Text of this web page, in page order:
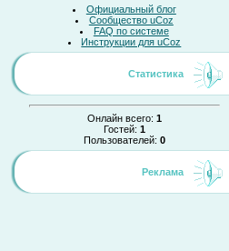
Официальный блог
Сообщество uCoz
FAQ по системе
Инструкции для uCoz
Статистика
Онлайн всего: 1
Гостей: 1
Пользователей: 0
Реклама